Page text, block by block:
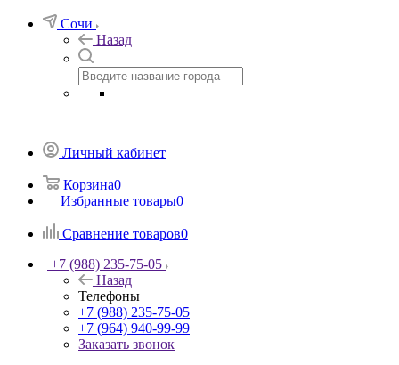
Сочи
Назад
Личный кабинет
Корзина0
Избранные товары0
Сравнение товаров0
+7 (988) 235-75-05
Назад
Телефоны
+7 (988) 235-75-05
+7 (964) 940-99-99
Заказать звонок